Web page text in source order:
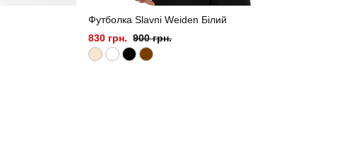
Футболка Slavni Weiden Білий
830 грн. 900 грн.